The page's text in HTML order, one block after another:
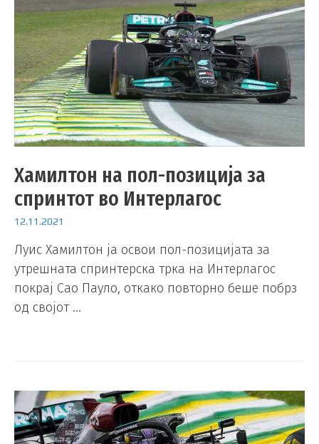
Хамилтон на пол-позиција за
спринтот во Интерлагос
12.11.2021
Луис Хамилтон ја освои пол-позицијата за
утрешната спринтерска трка на Интерлагос
покрај Сао Пауло, откако повторно беше побрз
од својот …